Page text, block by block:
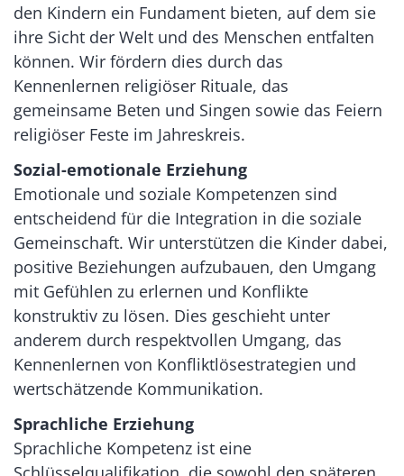
den Kindern ein Fundament bieten, auf dem sie
ihre Sicht der Welt und des Menschen entfalten
können. Wir fördern dies durch das
Kennenlernen religiöser Rituale, das
gemeinsame Beten und Singen sowie das Feiern
religiöser Feste im Jahreskreis.
Sozial-emotionale Erziehung
Emotionale und soziale Kompetenzen sind
entscheidend für die Integration in die soziale
Gemeinschaft. Wir unterstützen die Kinder dabei,
positive Beziehungen aufzubauen, den Umgang
mit Gefühlen zu erlernen und Konflikte
konstruktiv zu lösen. Dies geschieht unter
anderem durch respektvollen Umgang, das
Kennenlernen von Konfliktlösestrategien und
wertschätzende Kommunikation.
Sprachliche Erziehung
Sprachliche Kompetenz ist eine